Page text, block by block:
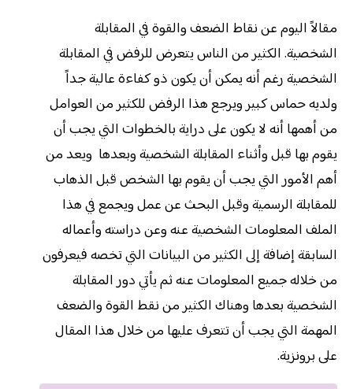
مقالاً اليوم عن نقاط الضعف والقوة في المقابلة
الشخصية. الكثير من الناس يتعرض للرفض في المقابلة
الشخصية رغم أنه يمكن أن يكون ذو كفاءة عالية جداً
ولديه حماس كبير ويرجع هذا الرفض للكثير من العوامل
من أهمها أنه لا يكون على دراية بالخطوات التي يجب أن
يقوم بها قبل وأثناء المقابلة الشخصية وبعدها ويعد من
أهم الأمور التي يجب أن يقوم بها الشخص قبل الذهاب
للمقابلة الرسمية وقبل البحث عن عمل ويجمع في هذا
الملف المعلومات الشخصية عنه وعن دراسته وأعماله
السابقة إضافة إلى الكثير من البيانات التي تخصه فيعرفون
من خلاله جميع المعلومات عنه ثم يأتي دور المقابلة
الشخصية بعدها وهناك الكثير من نقط القوة والضعف
المهمة التي يجب أن تتعرف عليها من خلال هذا المقال
على برونزية.